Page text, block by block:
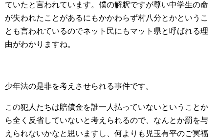
ていたと言われています。僕の解釈ですが尊い中学生の命
が失われたことがあるにもかかわらず村八分とかというこ
とも言われているのでネット民にもマット県と呼ばれる理
由がわかりますね。
少年法の是非を考えさせられる事件です。
この犯人たちは賠償金を誰一人払っていないということか
ら全く反省していないと考えられるので、なんとか罰を与
えられないかなと思いますし、何よりも児玉有平のご冥福